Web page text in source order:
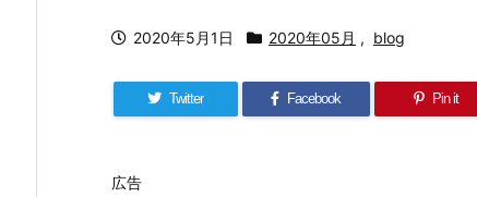
2020年5月1日 2020年05月 , blog
Twitter Facebook Pin it
広告